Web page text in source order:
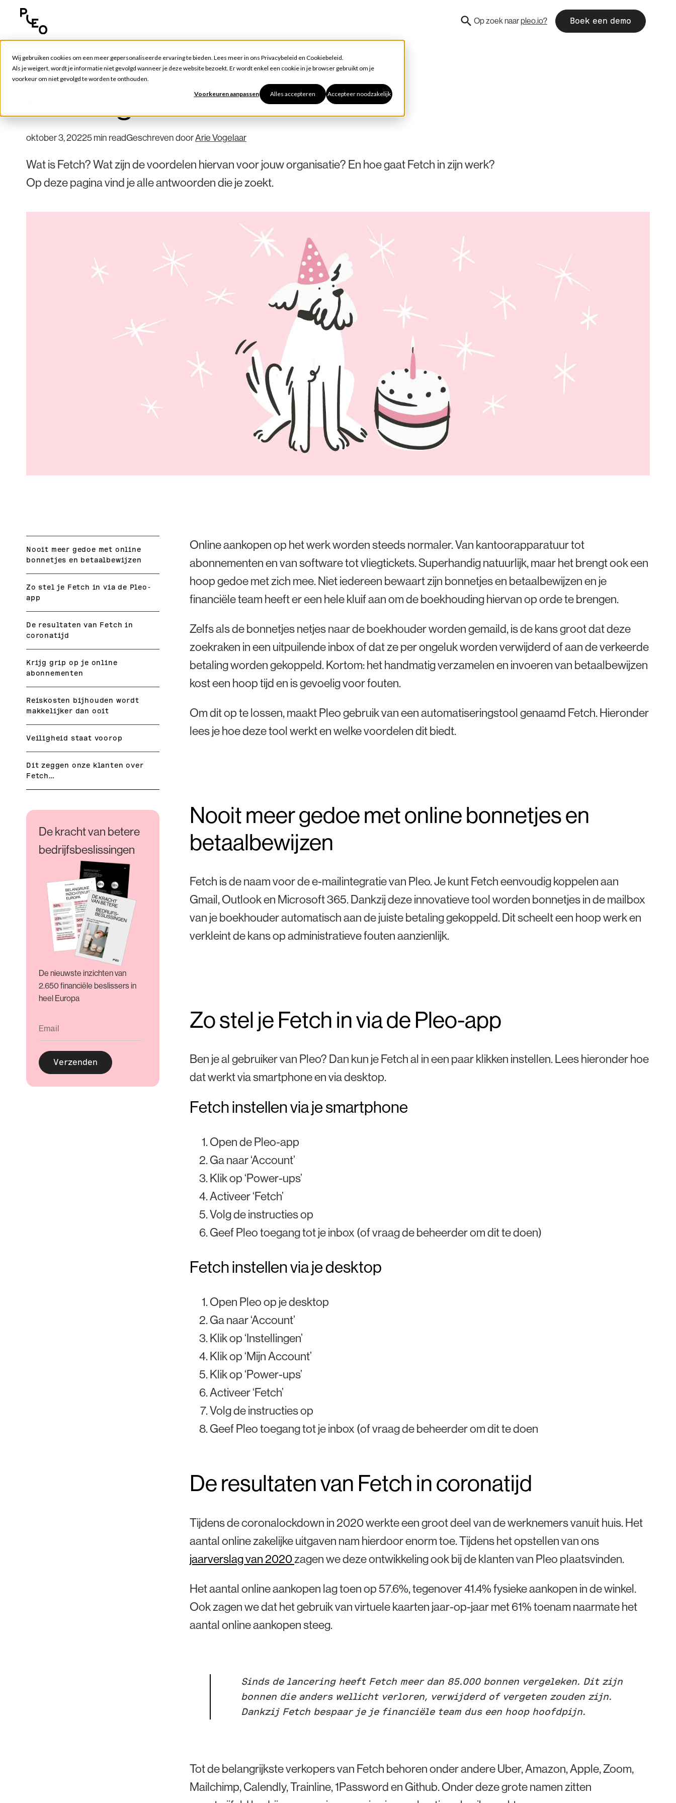
Wij gebruiken cookies om een meer gepersonaliseerde ervaring te bieden. Lees meer in ons Privacybeleid en Cookiebeleid.
Als je weigert, wordt je informatie niet gevolgd wanneer je deze website bezoekt. Er wordt enkel een cookie in je browser gebruikt om je
voorkeur om niet gevolgd te worden te onthouden.
Voorkeuren aanpassen Alles accepteren Accepteer noodzakelijk
Op zoek naarpleo.io? Boek een demo
Pleo Nieuws
Pleo legt uit: wat is Fetch?
oktober 3, 20225 min readGeschreven doorArie Vogelaar
Wat is Fetch? Wat zijn de voordelen hiervan voor jouw organisatie? En hoe gaat Fetch in zijn werk?
Op deze pagina vind je alle antwoorden die je zoekt.
Nooit meer gedoe met online
bonnetjes en betaalbewijzen
Zo stel je Fetch in via de Pleo-
app
De resultaten van Fetch in
coronatijd
Krijg grip op je online
abonnementen
Reiskosten bijhouden wordt
makkelijker dan ooit
Veiligheid staat voorop
Dit zeggen onze klanten over
Fetch…
De kracht van betere
bedrijfsbeslissingen
De nieuwste inzichten van
2.650 financiële beslissers in
heel Europa
Online aankopen op het werk worden steeds normaler. Van kantoorapparatuur tot
abonnementen en van software tot vliegtickets. Superhandig natuurlijk, maar het brengt ook een
hoop gedoe met zich mee. Niet iedereen bewaart zijn bonnetjes en betaalbewijzen en je
financiële team heeft er een hele kluif aan om de boekhouding hiervan op orde te brengen.
Zelfs als de bonnetjes netjes naar de boekhouder worden gemaild, is de kans groot dat deze
zoekraken in een uitpuilende inbox of dat ze per ongeluk worden verwijderd of aan de verkeerde
betaling worden gekoppeld. Kortom: het handmatig verzamelen en invoeren van betaalbewijzen
kost een hoop tijd en is gevoelig voor fouten.
Om dit op te lossen, maakt Pleo gebruik van een automatiseringstool genaamd Fetch. Hieronder
lees je hoe deze tool werkt en welke voordelen dit biedt.
Nooit meer gedoe met online bonnetjes en
betaalbewijzen
Fetch is de naam voor de e-mailintegratie van Pleo. Je kunt Fetch eenvoudig koppelen aan
Gmail, Outlook en Microsoft 365. Dankzij deze innovatieve tool worden bonnetjes in de mailbox
van je boekhouder automatisch aan de juiste betaling gekoppeld. Dit scheelt een hoop werk en
verkleint de kans op administratieve fouten aanzienlijk.
Zo stel je Fetch in via de Pleo-app
Ben je al gebruiker van Pleo? Dan kun je Fetch al in een paar klikken instellen. Lees hieronder hoe
dat werkt via smartphone en via desktop.
Fetch instellen via je smartphone
Open de Pleo-app
Ga naar ‘Account’
Klik op ‘Power-ups’
Activeer ‘Fetch’
Volg de instructies op
Geef Pleo toegang tot je inbox (of vraag de beheerder om dit te doen)
Fetch instellen via je desktop
Open Pleo op je desktop
Ga naar ‘Account’
Klik op ‘Instellingen’
Klik op ‘Mijn Account’
Klik op ‘Power-ups’
Activeer ‘Fetch’
Volg de instructies op
Geef Pleo toegang tot je inbox (of vraag de beheerder om dit te doen
De resultaten van Fetch in coronatijd
Tijdens de coronalockdown in 2020 werkte een groot deel van de werknemers vanuit huis. Het
aantal online zakelijke uitgaven nam hierdoor enorm toe. Tijdens het opstellen van ons
jaarverslag van 2020zagen we deze ontwikkeling ook bij de klanten van Pleo plaatsvinden.
Het aantal online aankopen lag toen op 57.6%, tegenover 41.4% fysieke aankopen in de winkel.
Ook zagen we dat het gebruik van virtuele kaarten jaar-op-jaar met 61% toenam naarmate het
aantal online aankopen steeg.
Sinds de lancering heeft Fetch meer dan 85.000 bonnen vergeleken. Dit zijn
bonnen die anders wellicht verloren, verwijderd of vergeten zouden zijn.
Dankzij Fetch bespaar je je financiële team dus een hoop hoofdpijn.
Tot de belangrijkste verkopers van Fetch behoren onder andere Uber, Amazon, Apple, Zoom,
Mailchimp, Calendly, Trainline, 1Password en Github. Onder deze grote namen zitten